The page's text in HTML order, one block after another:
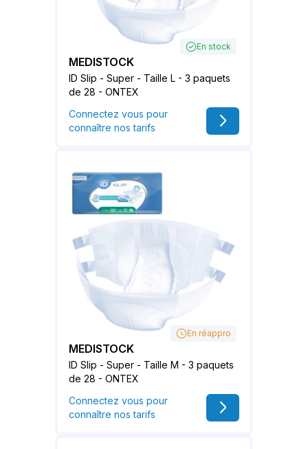
En stock
MEDISTOCK
ID Slip - Super - Taille L - 3 paquets
de 28 - ONTEX
Connectez vous pour
connaître nos tarifs
En réappro
MEDISTOCK
ID Slip - Super - Taille M - 3 paquets
de 28 - ONTEX
Connectez vous pour
connaître nos tarifs